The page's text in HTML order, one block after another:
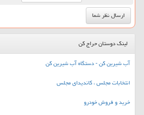
لینک دوستان حراج کن
آب شیرین کن - دستگاه آب شیرین کن
انتخابات مجلس ، کاندیدای مجلس
خرید و فروش خودرو